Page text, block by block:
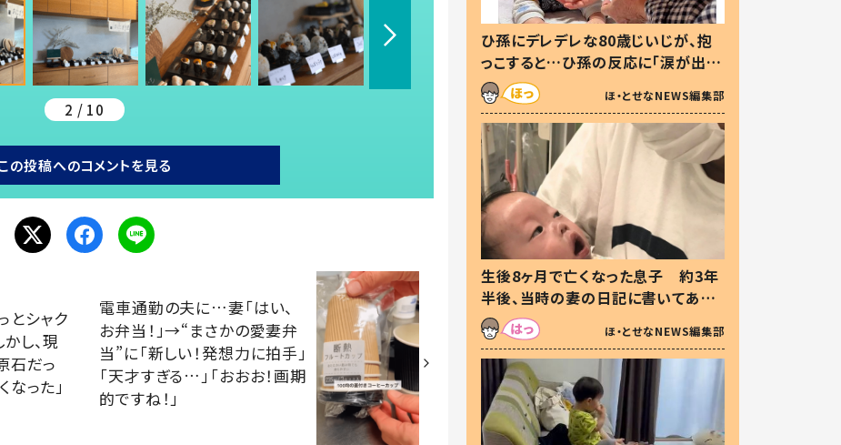
2 / 10
の投稿へのコメントを見る
とシャク
し、現
石だっ
なった」
電車通勤の夫に…妻「はい、
お弁当！」→“まさかの愛妻弁
当”に「新しい！発想力に拍手」
「天才すぎる…」「おおお！画期
的ですね！」
ひ孫にデレデレな80歳じいじが、抱
っこすると…ひ孫の反応に「涙が出ま
した」「可愛くて仕方ない」
ほ・とせなNEWS編集部
生後8ヶ月で亡くなった息子 約3年
半後、当時の妻の日記に書いてあっ
た本音とは
ほ・とせなNEWS編集部